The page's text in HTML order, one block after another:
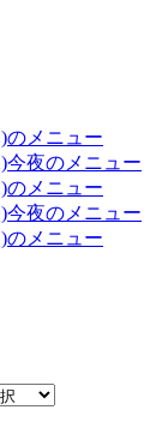
のメニュー
今夜のメニュー
のメニュー
今夜のメニュー
のメニュー